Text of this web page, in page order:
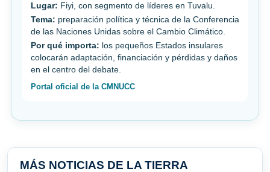
Lugar: Fiyi, con segmento de líderes en Tuvalu.
Tema: preparación política y técnica de la Conferencia
de las Naciones Unidas sobre el Cambio Climático.
Por qué importa: los pequeños Estados insulares
colocarán adaptación, financiación y pérdidas y daños
en el centro del debate.
Portal oficial de la CMNUCC
MÁS NOTICIAS DE LA TIERRA